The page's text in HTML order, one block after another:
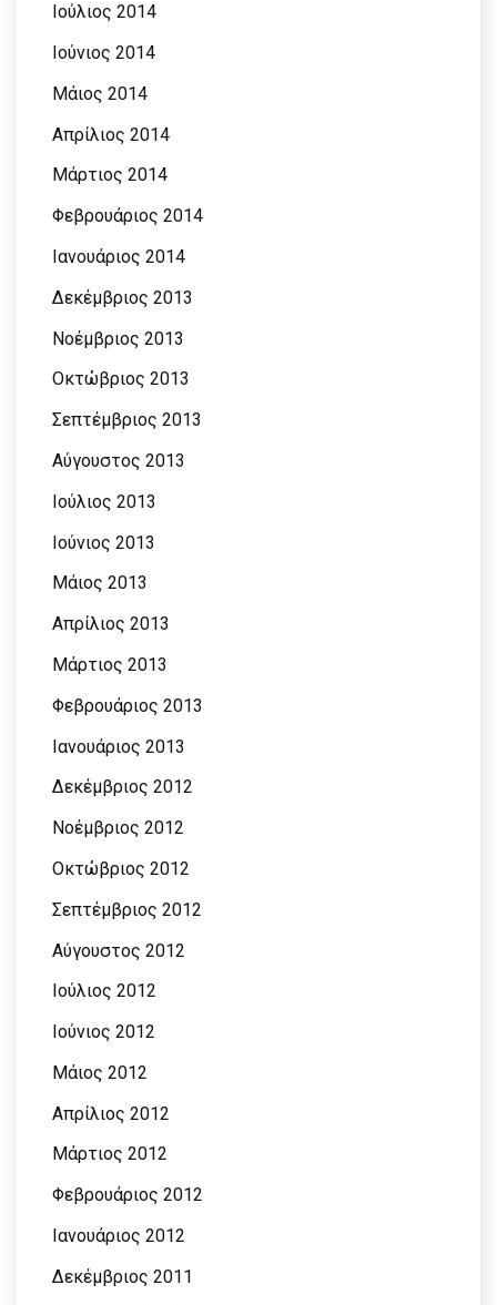
Ιούλιος 2014
Ιούνιος 2014
Μάιος 2014
Απρίλιος 2014
Μάρτιος 2014
Φεβρουάριος 2014
Ιανουάριος 2014
Δεκέμβριος 2013
Νοέμβριος 2013
Οκτώβριος 2013
Σεπτέμβριος 2013
Αύγουστος 2013
Ιούλιος 2013
Ιούνιος 2013
Μάιος 2013
Απρίλιος 2013
Μάρτιος 2013
Φεβρουάριος 2013
Ιανουάριος 2013
Δεκέμβριος 2012
Νοέμβριος 2012
Οκτώβριος 2012
Σεπτέμβριος 2012
Αύγουστος 2012
Ιούλιος 2012
Ιούνιος 2012
Μάιος 2012
Απρίλιος 2012
Μάρτιος 2012
Φεβρουάριος 2012
Ιανουάριος 2012
Δεκέμβριος 2011